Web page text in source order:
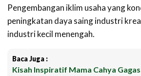
Pengembangan iklim usaha yang
peningkatan daya saing industri
industri kecil menengah.
Baca Juga :
Kisah Inspiratif Mama Cahya